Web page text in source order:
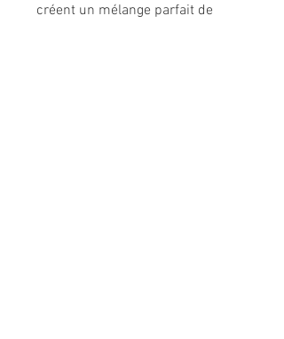
créent un mélange parfait de